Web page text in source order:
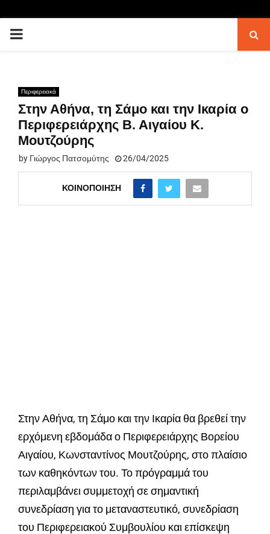
PRIMARY
Περιφερειακά
Στην Αθήνα, τη Σάμο και την Ικαρία ο
Περιφερειάρχης Β. Αιγαίου Κ.
Μουτζούρης
by Γιώργος Πατσομύτης 26/04/2025
ΚΟΙΝΟΠΟΊΗΣΗ
Στην Αθήνα, τη Σάμο και την Ικαρία θα βρεθεί την
ερχόμενη εβδομάδα ο Περιφερειάρχης Βορείου
Αιγαίου, Κωνσταντίνος Μουτζούρης, στο πλαίσιο
των καθηκόντων του. Το πρόγραμμά του
περιλαμβάνει συμμετοχή σε σημαντική
συνεδρίαση για το μεταναστευτικό, συνεδρίαση
του Περιφερειακού Συμβουλίου και επίσκεψη